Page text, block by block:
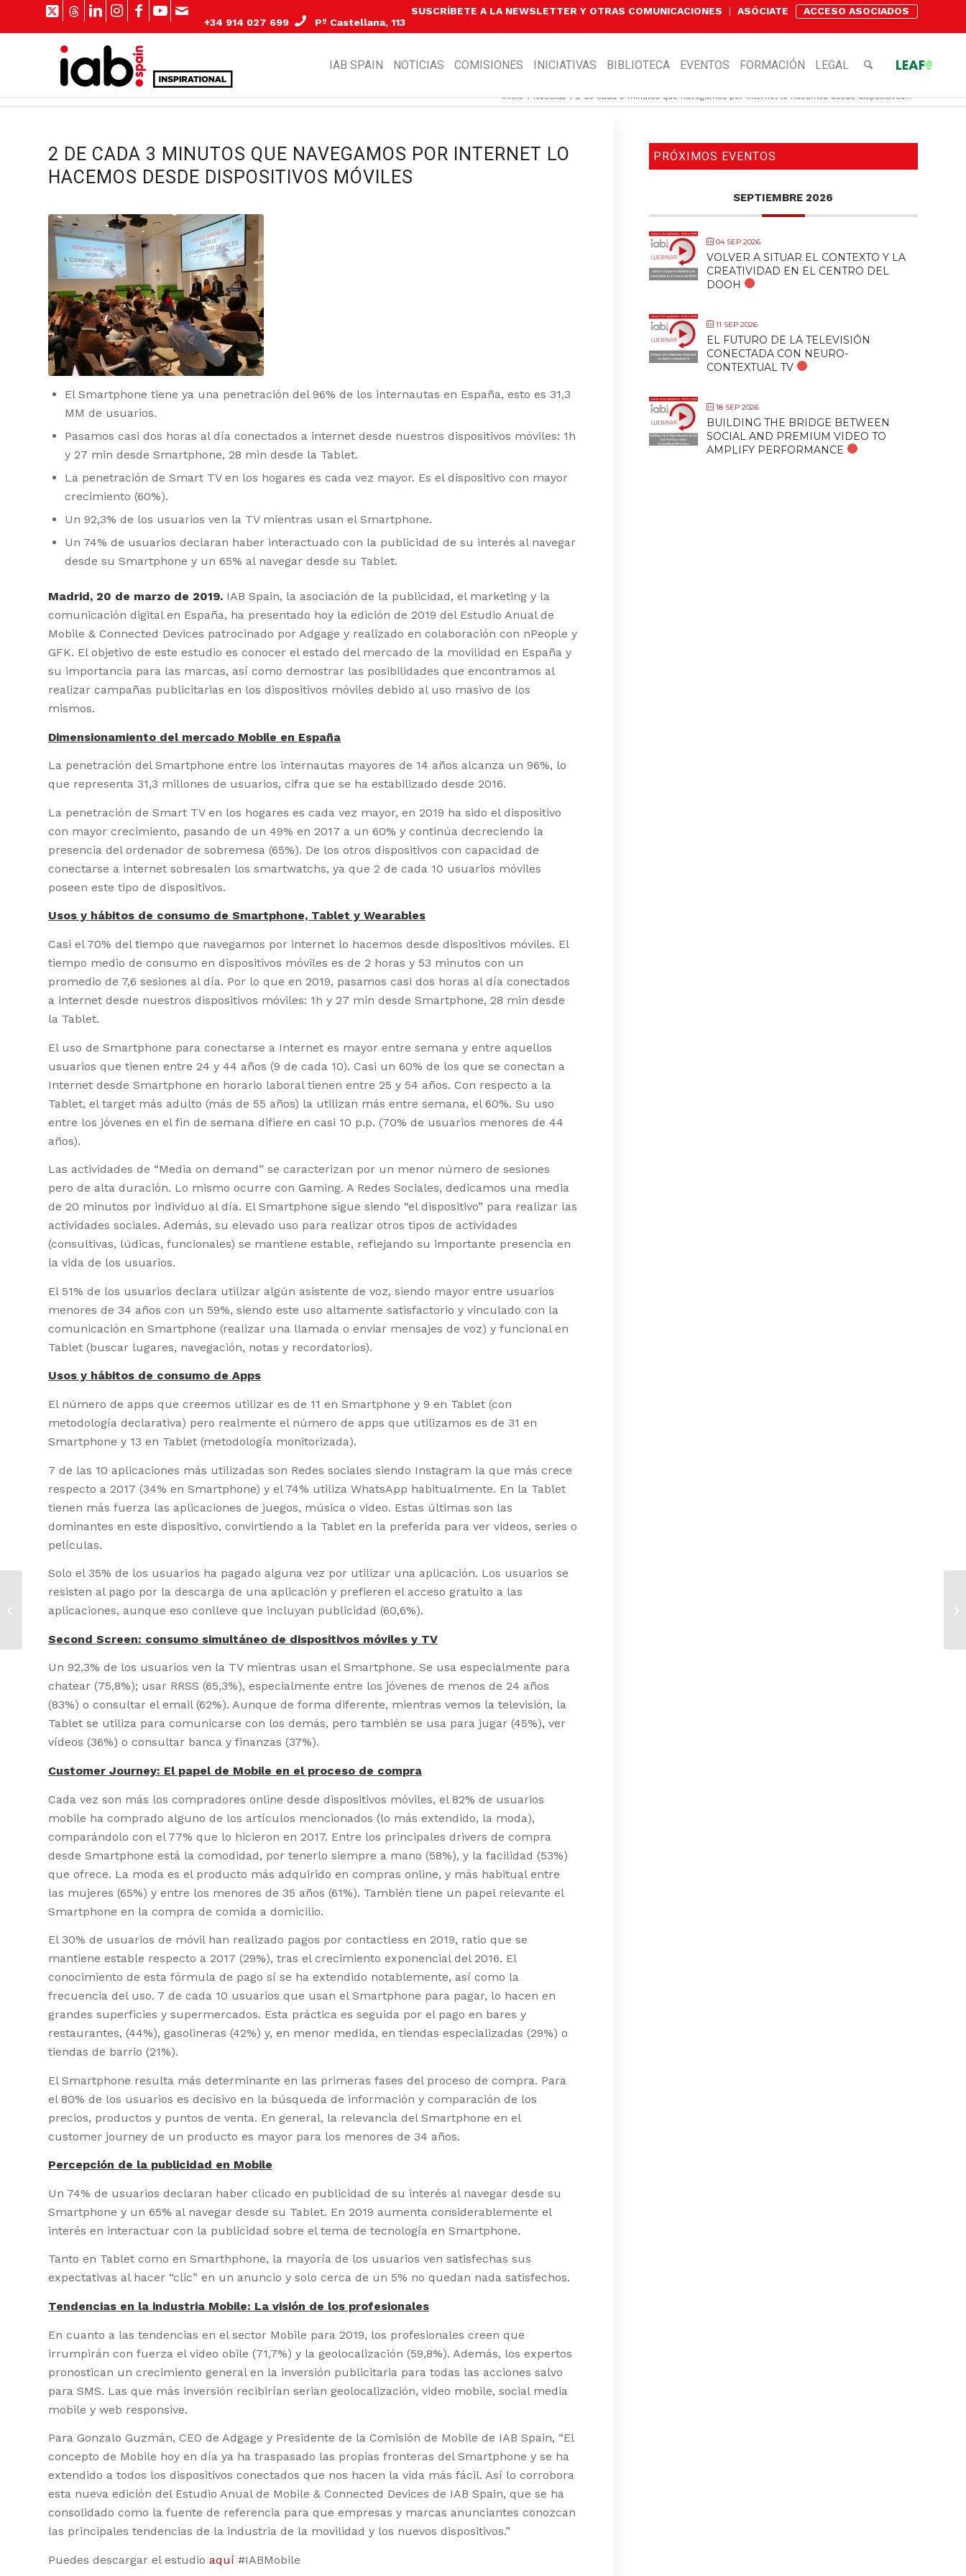
SUSCRÍBETE A LA NEWSLETTER Y OTRAS COMUNICACIONES ASÓCIATE
ACCESO ASOCIADOS
+34 914 027 699
Pº Castellana, 113
IAB SPAIN NOTICIAS COMISIONES INICIATIVAS BIBLIOTECA EVENTOS FORMACIÓN LEGAL
Inicio / Noticias / 2 de cada 3 minutos que navegamos por internet lo hacemos desde dispositivos...
2 DE CADA 3 MINUTOS QUE NAVEGAMOS POR INTERNET LO
HACEMOS DESDE DISPOSITIVOS MÓVILES
El Smartphone tiene ya una penetración del 96% de los internautas en España, esto es 31,3
MM de usuarios.
Pasamos casi dos horas al día conectados a internet desde nuestros dispositivos móviles: 1h
y 27 min desde Smartphone, 28 min desde la Tablet.
La penetración de Smart TV en los hogares es cada vez mayor. Es el dispositivo con mayor
crecimiento (60%).
Un 92,3% de los usuarios ven la TV mientras usan el Smartphone.
Un 74% de usuarios declaran haber interactuado con la publicidad de su interés al navegar
desde su Smartphone y un 65% al navegar desde su Tablet.
Madrid, 20 de marzo de 2019. IAB Spain, la asociación de la publicidad, el marketing y la
comunicación digital en España, ha presentado hoy la edición de 2019 del Estudio Anual de
Mobile & Connected Devices patrocinado por Adgage y realizado en colaboración con nPeople y
GFK. El objetivo de este estudio es conocer el estado del mercado de la movilidad en España y
su importancia para las marcas, así como demostrar las posibilidades que encontramos al
realizar campañas publicitarias en los dispositivos móviles debido al uso masivo de los
mismos.
Dimensionamiento del mercado Mobile en España
La penetración del Smartphone entre los internautas mayores de 14 años alcanza un 96%, lo
que representa 31,3 millones de usuarios, cifra que se ha estabilizado desde 2016.
La penetración de Smart TV en los hogares es cada vez mayor, en 2019 ha sido el dispositivo
con mayor crecimiento, pasando de un 49% en 2017 a un 60% y continúa decreciendo la
presencia del ordenador de sobremesa (65%). De los otros dispositivos con capacidad de
conectarse a internet sobresalen los smartwatchs, ya que 2 de cada 10 usuarios móviles
poseen este tipo de dispositivos.
Usos y hábitos de consumo de Smartphone, Tablet y Wearables
Casi el 70% del tiempo que navegamos por internet lo hacemos desde dispositivos móviles. El
tiempo medio de consumo en dispositivos móviles es de 2 horas y 53 minutos con un
promedio de 7,6 sesiones al día. Por lo que en 2019, pasamos casi dos horas al día conectados
a internet desde nuestros dispositivos móviles: 1h y 27 min desde Smartphone, 28 min desde
la Tablet.
El uso de Smartphone para conectarse a Internet es mayor entre semana y entre aquellos
usuarios que tienen entre 24 y 44 años (9 de cada 10). Casi un 60% de los que se conectan a
Internet desde Smartphone en horario laboral tienen entre 25 y 54 años. Con respecto a la
Tablet, el target más adulto (más de 55 años) la utilizan más entre semana, el 60%. Su uso
entre los jóvenes en el fin de semana difiere en casi 10 p.p. (70% de usuarios menores de 44
años).
Las actividades de “Media on demand” se caracterizan por un menor número de sesiones
pero de alta duración. Lo mismo ocurre con Gaming. A Redes Sociales, dedicamos una media
de 20 minutos por individuo al día. El Smartphone sigue siendo “el dispositivo” para realizar las
actividades sociales. Además, su elevado uso para realizar otros tipos de actividades
(consultivas, lúdicas, funcionales) se mantiene estable, reflejando su importante presencia en
la vida de los usuarios.
El 51% de los usuarios declara utilizar algún asistente de voz, siendo mayor entre usuarios
menores de 34 años con un 59%, siendo este uso altamente satisfactorio y vinculado con la
comunicación en Smartphone (realizar una llamada o enviar mensajes de voz) y funcional en
Tablet (buscar lugares, navegación, notas y recordatorios).
Usos y hábitos de consumo de Apps
El número de apps que creemos utilizar es de 11 en Smartphone y 9 en Tablet (con
metodología declarativa) pero realmente el número de apps que utilizamos es de 31 en
Smartphone y 13 en Tablet (metodología monitorizada).
7 de las 10 aplicaciones más utilizadas son Redes sociales siendo Instagram la que más crece
respecto a 2017 (34% en Smartphone) y el 74% utiliza WhatsApp habitualmente. En la Tablet
tienen más fuerza las aplicaciones de juegos, música o video. Estas últimas son las
dominantes en este dispositivo, convirtiendo a la Tablet en la preferida para ver videos, series o
películas.
Solo el 35% de los usuarios ha pagado alguna vez por utilizar una aplicación. Los usuarios se
resisten al pago por la descarga de una aplicación y prefieren el acceso gratuito a las
aplicaciones, aunque eso conlleve que incluyan publicidad (60,6%).
Second Screen: consumo simultáneo de dispositivos móviles y TV
Un 92,3% de los usuarios ven la TV mientras usan el Smartphone. Se usa especialmente para
chatear (75,8%); usar RRSS (65,3%), especialmente entre los jóvenes de menos de 24 años
(83%) o consultar el email (62%). Aunque de forma diferente, mientras vemos la televisión, la
Tablet se utiliza para comunicarse con los demás, pero también se usa para jugar (45%), ver
vídeos (36%) o consultar banca y finanzas (37%).
Customer Journey: El papel de Mobile en el proceso de compra
Cada vez son más los compradores online desde dispositivos móviles, el 82% de usuarios
mobile ha comprado alguno de los artículos mencionados (lo más extendido, la moda),
comparándolo con el 77% que lo hicieron en 2017. Entre los principales drivers de compra
desde Smartphone está la comodidad, por tenerlo siempre a mano (58%), y la facilidad (53%)
que ofrece. La moda es el producto más adquirido en compras online, y más habitual entre
las mujeres (65%) y entre los menores de 35 años (61%). También tiene un papel relevante el
Smartphone en la compra de comida a domicilio.
El 30% de usuarios de móvil han realizado pagos por contactless en 2019, ratio que se
mantiene estable respecto a 2017 (29%), tras el crecimiento exponencial del 2016. El
conocimiento de esta fórmula de pago sí se ha extendido notablemente, así como la
frecuencia del uso. 7 de cada 10 usuarios que usan el Smartphone para pagar, lo hacen en
grandes superficies y supermercados. Esta práctica es seguida por el pago en bares y
restaurantes, (44%), gasolineras (42%) y, en menor medida, en tiendas especializadas (29%) o
tiendas de barrio (21%).
El Smartphone resulta más determinante en las primeras fases del proceso de compra. Para
el 80% de los usuarios es decisivo en la búsqueda de información y comparación de los
precios, productos y puntos de venta. En general, la relevancia del Smartphone en el
customer journey de un producto es mayor para los menores de 34 años.
Percepción de la publicidad en Mobile
Un 74% de usuarios declaran haber clicado en publicidad de su interés al navegar desde su
Smartphone y un 65% al navegar desde su Tablet. En 2019 aumenta considerablemente el
interés en interactuar con la publicidad sobre el tema de tecnología en Smartphone.
Tanto en Tablet como en Smarthphone, la mayoría de los usuarios ven satisfechas sus
expectativas al hacer “clic” en un anuncio y solo cerca de un 5% no quedan nada satisfechos.
Tendencias en la industria Mobile: La visión de los profesionales
En cuanto a las tendencias en el sector Mobile para 2019, los profesionales creen que
irrumpirán con fuerza el video obile (71,7%) y la geolocalización (59,8%). Además, los expertos
pronostican un crecimiento general en la inversión publicitaria para todas las acciones salvo
para SMS. Las que más inversión recibirían serian geolocalización, video mobile, social media
mobile y web responsive.
Para Gonzalo Guzmán, CEO de Adgage y Presidente de la Comisión de Mobile de IAB Spain, “El
concepto de Mobile hoy en día ya ha traspasado las propias fronteras del Smartphone y se ha
extendido a todos los dispositivos conectados que nos hacen la vida más fácil. Así lo corrobora
esta nueva edición del Estudio Anual de Mobile & Connected Devices de IAB Spain, que se ha
consolidado como la fuente de referencia para que empresas y marcas anunciantes conozcan
las principales tendencias de la industria de la movilidad y los nuevos dispositivos.”
Puedes descargar el estudio aquí #IABMobile
PRÓXIMOS EVENTOS
SEPTIEMBRE 2026
04 SEP 2026
VOLVER A SITUAR EL CONTEXTO Y LA
CREATIVIDAD EN EL CENTRO DEL
DOOH
11 SEP 2026
EL FUTURO DE LA TELEVISIÓN
CONECTADA CON NEURO-
CONTEXTUAL TV
18 SEP 2026
BUILDING THE BRIDGE BETWEEN
SOCIAL AND PREMIUM VIDEO TO
AMPLIFY PERFORMANCE
Respuesta de IAB a
las acusaciones de
privacidad de la Unión
Europea